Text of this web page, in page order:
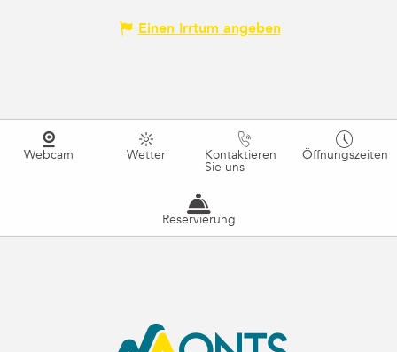
Einen Irrtum angeben
Webcam Wetter Kontaktieren
Sie uns
Öffnungszeiten
Reservierung